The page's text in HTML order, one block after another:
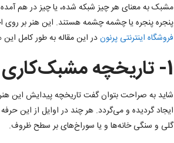
مشبک به معنای هر چیز شبکه شده، یا چیز در هم
پنجره پنجره یا چشمه چشمه هستند. این هنر بر
فروشگاه اینترنتی پرنوندر این مقاله به طور کامل
1- تاریخچه مشبک‌کاری
شاید به صراحت بتوان گفت تاریخچه پیدایش این
ایجاد گردیده و می‌گردد. هر چند در اوایل از ‌این
گلی و سنگی خانه‌ها و یا سوراخ‌های بر سطح ظروف.